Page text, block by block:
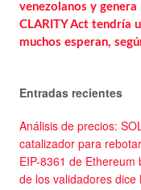
venezolanos y
CLARITY Act tendría
muchos esperan,
Entradas recientes
Análisis de precios:
catalizador para
EIP-8361 de
de los validadores dice